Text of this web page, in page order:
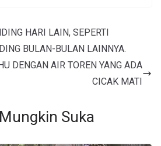
HARI LAIN, SEPERTI
BULAN-BULAN LAINNYA.
DENGAN AIR TOREN YANG ADA
CICAK MATI
Suka